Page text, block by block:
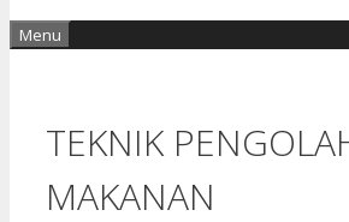
Menu
TEKNIK
MAKANAN